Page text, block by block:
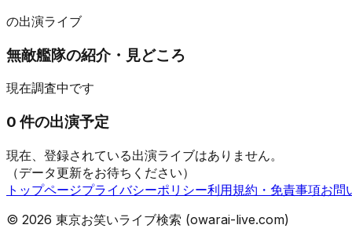
の出演ライブ
無敵艦隊の紹介・見どころ
現在調査中です
0 件の出演予定
現在、登録されている出演ライブはありません。
（データ更新をお待ちください）
トップページプライバシーポリシー利用規約・免責事項お問
© 2026 東京お笑いライブ検索 (owarai-live.com)